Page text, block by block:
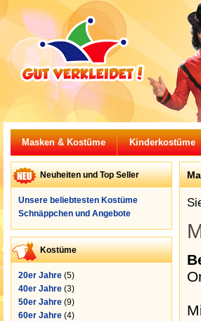
Masken & Kostüme Kinderkostüme
Neuheiten und Top Seller
Unsere beliebtesten Kostüme
Schnäppchen und Angebote
Kostüme
20er Jahre (5)
40er Jahre (3)
50er Jahre (9)
60er Jahre (4)